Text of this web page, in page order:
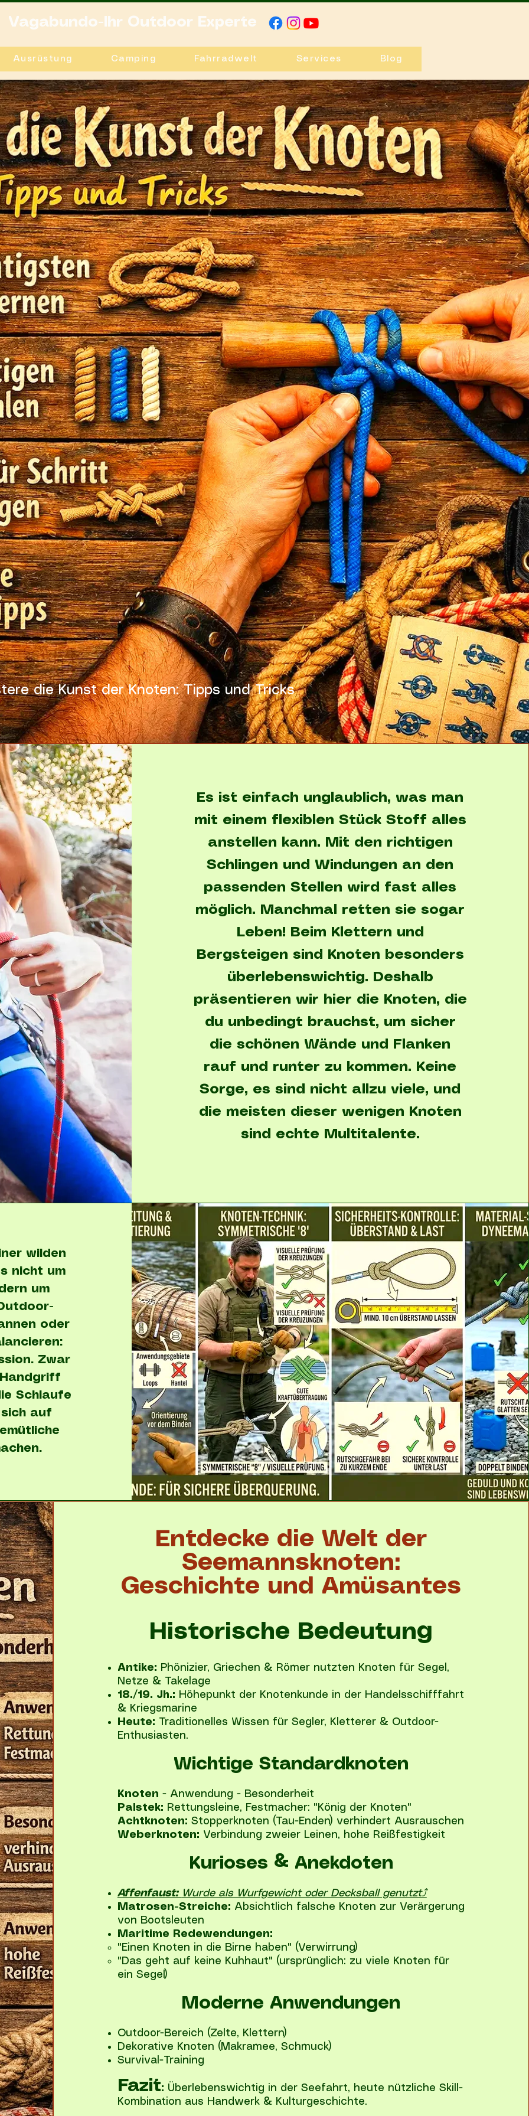
Vagabundo-Ihr Outdoor Experte
Ausrüstung Camping Fahrradwelt Services Blog
die Kunst der Knoten: Tipps und Tricks
Es ist einfach unglaublich, was man
mit einem flexiblen Stück Stoff alles
anstellen kann. Mit den richtigen
Schlingen und Windungen an den
passenden Stellen wird fast alles
möglich. Manchmal retten sie sogar
Leben! Beim Klettern und
Bergsteigen sind Knoten besonders
überlebenswichtig. Deshalb
präsentieren wir hier die Knoten, die
du unbedingt brauchst, um sicher
die schönen Wände und Flanken
rauf und runter zu kommen. Keine
Sorge, es sind nicht allzu viele, und
die meisten dieser wenigen Knoten
sind echte Multitalente.
wilden
nicht um
um
oder
Zwar
Schlaufe
auf
Entdecke die Welt der
Seemannsknoten:
Geschichte und Amüsantes
Historische Bedeutung
Antike: Phönizier, Griechen & Römer nutzten Knoten für Segel,
Netze & Takelage
18./19. Jh.: Höhepunkt der Knotenkunde in der Handelsschifffahrt
& Kriegsmarine
Heute: Traditionelles Wissen für Segler, Kletterer & Outdoor-
Enthusiasten.
Wichtige Standardknoten
Knoten - Anwendung - Besonderheit
Palstek: Rettungsleine, Festmacher: "König der Knoten"
Achtknoten: Stopperknoten (Tau-Enden) verhindert Ausrauschen
Weberknoten: Verbindung zweier Leinen, hohe Reißfestigkeit
Kurioses & Anekdoten
Affenfaust: Wurde als Wurfgewicht oder Decksball genutzt⤴
Matrosen-Streiche: Absichtlich falsche Knoten zur Verärgerung
von Bootsleuten
Maritime Redewendungen:
"Einen Knoten in die Birne haben" (Verwirrung)
"Das geht auf keine Kuhhaut" (ursprünglich: zu viele Knoten für
ein Segel)
Moderne Anwendungen
Outdoor-Bereich (Zelte, Klettern)
Dekorative Knoten (Makramee, Schmuck)
Survival-Training
Fazit: Überlebenswichtig in der Seefahrt, heute nützliche Skill-
Kombination aus Handwerk & Kulturgeschichte.